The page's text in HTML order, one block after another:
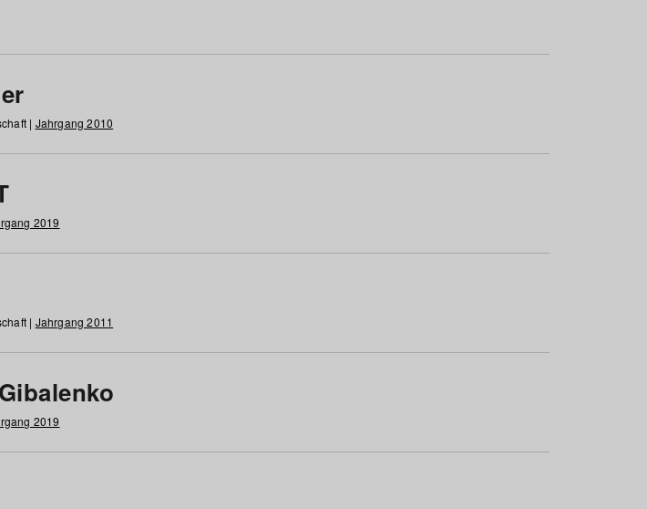
| Jahrgang 2010
2019
| Jahrgang 2011
2019